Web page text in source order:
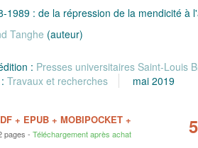
1989 : de la répression de la mendicité à
Tanghe (auteur)
: Presses universitaires Saint-Louis
Travaux et recherches mai 2019
+ EPUB + MOBIPOCKET +
pages Téléchargement après achat